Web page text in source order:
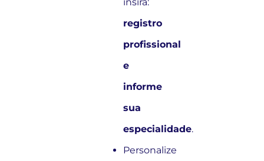
registro
profissional
e
informe
sua
especialidade.
Personalize